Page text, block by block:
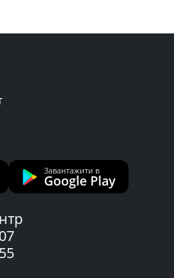
Завантажити в
Google Play